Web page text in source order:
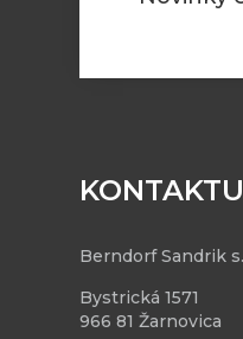
Berndorf Sandrik
Bystrická 1571
966 81 Žarnovica